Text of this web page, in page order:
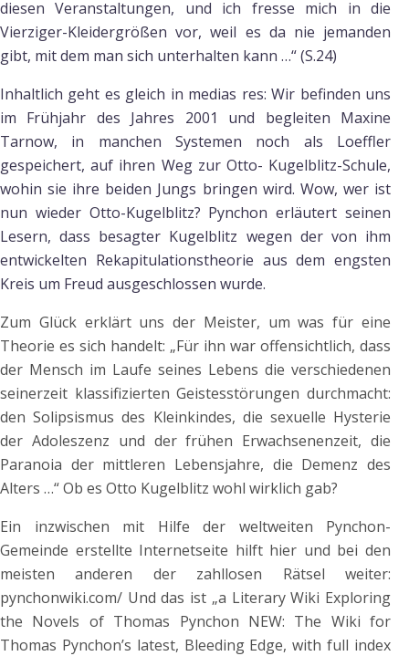
diesen Veranstaltungen, und ich fresse mich in die
Vierziger-Kleidergrößen vor, weil es da nie jemanden
gibt, mit dem man sich unterhalten kann …“ (S.24)
Inhaltlich geht es gleich in medias res: Wir befinden uns
im Frühjahr des Jahres 2001 und begleiten Maxine
Tarnow, in manchen Systemen noch als Loeffler
gespeichert, auf ihren Weg zur Otto- Kugelblitz-Schule,
wohin sie ihre beiden Jungs bringen wird. Wow, wer ist
nun wieder Otto-Kugelblitz? Pynchon erläutert seinen
Lesern, dass besagter Kugelblitz wegen der von ihm
entwickelten Rekapitulationstheorie aus dem engsten
Kreis um Freud ausgeschlossen wurde.
Zum Glück erklärt uns der Meister, um was für eine
Theorie es sich handelt: „Für ihn war offensichtlich, dass
der Mensch im Laufe seines Lebens die verschiedenen
seinerzeit klassifizierten Geistesstörungen durchmacht:
den Solipsismus des Kleinkindes, die sexuelle Hysterie
der Adoleszenz und der frühen Erwachsenenzeit, die
Paranoia der mittleren Lebensjahre, die Demenz des
Alters …“ Ob es Otto Kugelblitz wohl wirklich gab?
Ein inzwischen mit Hilfe der weltweiten Pynchon-
Gemeinde erstellte Internetseite hilft hier und bei den
meisten anderen der zahllosen Rätsel weiter:
pynchonwiki.com/ Und das ist „a Literary Wiki Exploring
the Novels of Thomas Pynchon NEW: The Wiki for
Thomas Pynchon’s latest, Bleeding Edge, with full index